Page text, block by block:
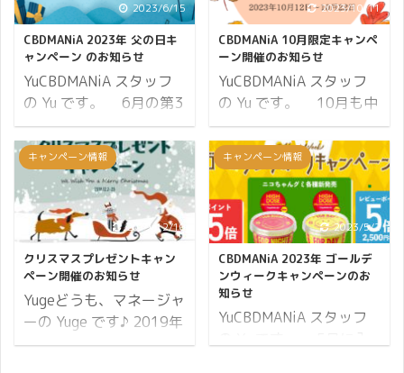
源として有力なのがアメ
リカで、 南北戦争時代に
敵味方問わずに負傷兵の
ケアをしていた女性が亡
くなった後、娘が母を偲
んでカーネーションを贈
ったことが始まりとされ
ています。 カーネーショ
ンの花言葉は「無垢で深
い愛」「母への愛」「尊
敬」「感謝」などを表し
ますので母の日プレゼン
トにピッタリですね♪ 今
年はお花にプラスして
CBD 製品を添えて 大 ...
節句」とも言われ、女の
子の健やかな成長を願う
特別なイベントです。 最
近は皆が楽しめるようス
ーパーやコンビニなどで
も、ひな祭り関連の商品
を目にするようになって
きました。 明るい季節が
訪れた気分になるので 私
個人的に大好きなイベン
トの1つです。
CBDMANiAのキャンペー
ンも、もちろんどなたで
も参加出来ます♪ 春の訪
れを ...
2023/6/15
CBDMANiA 2023年 父の日キ
ャンペーン のお知らせ
YuCBDMANiA スタッフ
の Yu です。 6月の第3
日曜日は父の日です。 今
年は6月18日となりま
す。 父をねぎらい感謝の
気持ちを伝える日です、
思い思いに過ごされるこ
とでしょう♪ 父の日の起
源として有力なのがアメ
リカで、第一次世界大戦
時代に敵味方問わずに戦
死した兵士であった父を
追悼するために 娘がバラ
2023/10/11
CBDMANiA 10月限定キャンペ
ーン開催のお知らせ
YuCBDMANiA スタッフ
の Yu です。 10月も中
旬となり、朝晩は肌寒く
なってきた地域が多いよ
うです。 お住まいのエリ
アにもよると思います
が、東京は寒暖の差が激
しく体調を崩している人
が周りに増えてきていま
す。 この時期は体調にお
気をつけください。 食欲
の秋は美味しい食べ物で
温まりたいですね。 ヘン
キャンペーン情報
2019/12/10
クリスマスプレゼントキャン
ペーン開催のお知らせ
Yugeどうも、マネージャ
ーの Yuge です♪ 2019年
も12月を迎えて冬本番と
キャンペーン情報
2023/5/2
CBDMANiA 2023年 ゴールデ
ンウィークキャンペーンのお
知らせ
YuCBDMANiA スタッフ